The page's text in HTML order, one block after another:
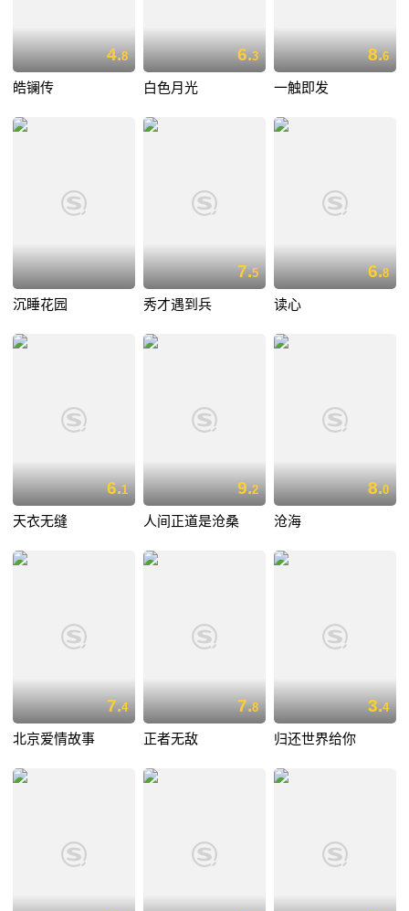
4.8
皓镧传
6.3
白色月光
8.6
一触即发
沉睡花园
7.5
秀才遇到兵
6.8
读心
6.1
天衣无缝
9.2
人间正道是沧桑
8.0
沧海
7.4
北京爱情故事
7.8
正者无敌
3.4
归还世界给你